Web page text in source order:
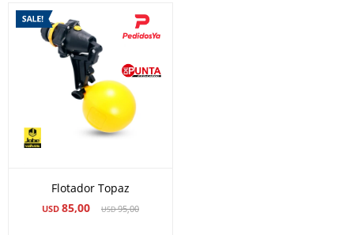
Flotador Topaz
USD 85,00 USD95,00